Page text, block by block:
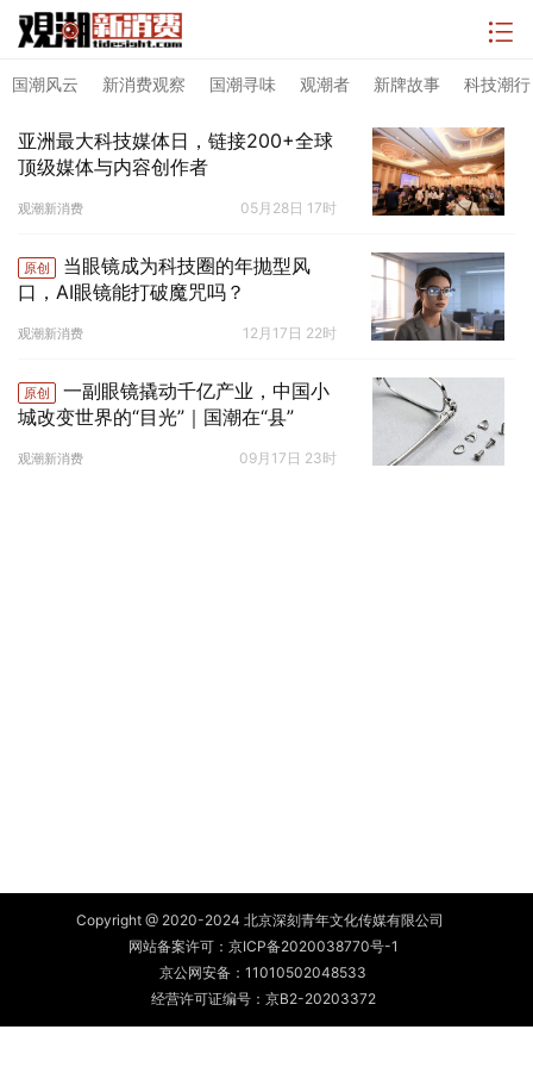
国潮风云 新消费观察 国潮寻味 观潮者 新牌故事 科技潮行
亚洲最大科技媒体日，链接200+全球
顶级媒体与内容创作者
观潮新消费 05月28日 17时
原创
当眼镜成为科技圈的年抛型风
口，AI眼镜能打破魔咒吗？
观潮新消费 12月17日 22时
原创
一副眼镜撬动千亿产业，中国小
城改变世界的“目光”｜国潮在“县”
观潮新消费 09月17日 23时
Copyright @ 2020-2024 北京深刻青年文化传媒有限公司
网站备案许可： 京ICP备2020038770号-1
京公网安备： 11010502048533
经营许可证编号：京B2-20203372